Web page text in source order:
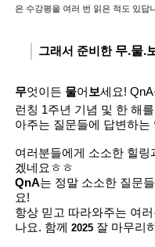
은 수강평을 여러 번 읽은 적도 있답
그래서 준비한 무.물.
무엇이든 물어 보세요!
런칭 1주년 기념 및 한 해
아주는 질문들에 답변하
여러분들에게 소소한 힐
겠네요ㅎㅎ
QnA는 정말 소소한 질문
요!
항상 믿고 따라와주는 여
나요. 함께2025 잘 마무리